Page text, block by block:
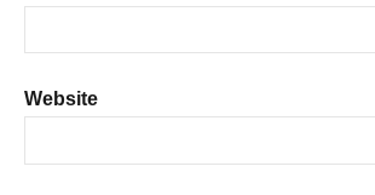
Website